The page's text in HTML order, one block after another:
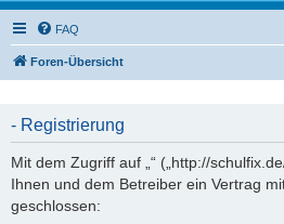
FAQ
Foren-Übersicht
- Registrierung
Mit dem Zugriff auf „“ („http://
Ihnen und dem Betreiber ein Vertrag
geschlossen: